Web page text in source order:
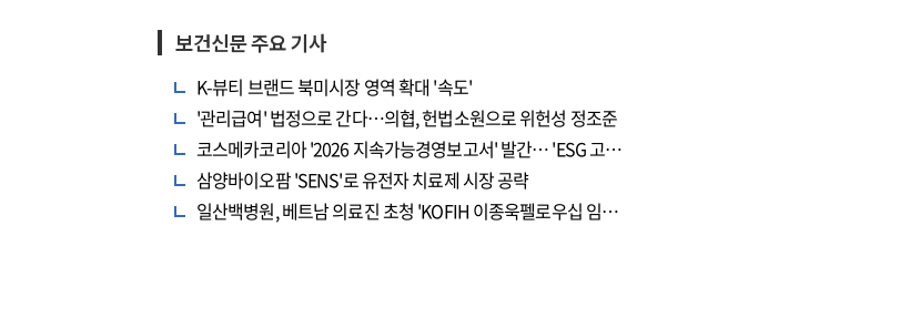
보건신문 주요 기사
K-뷰티 브랜드 북미시장 영역 확대 '속도'
'관리급여' 법정으로 간다…의협, 헌법소원으로 위헌성 정조준
코스메카코리아 '2026 지속가능경영보고서' 발간… 'ESG 고…
삼양바이오팜 'SENS'로 유전자 치료제 시장 공략
일산백병원, 베트남 의료진 초청 'KOFIH 이종욱펠로우십 임…